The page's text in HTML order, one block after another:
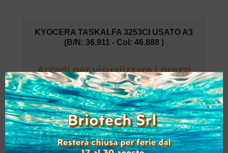
KYOCERA TASKALFA 3253CI USATO A3
(B/N: 36.911 - Col: 46.888 )
Accedi per visualizzare i prezzi